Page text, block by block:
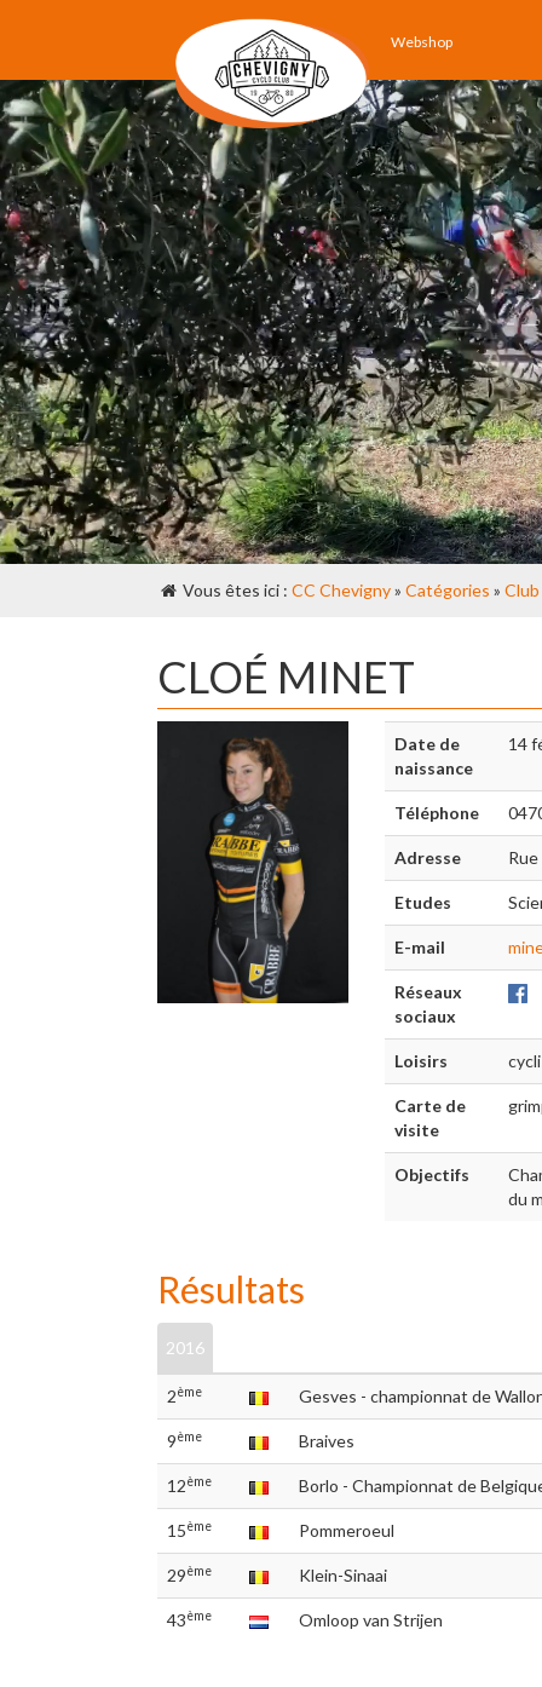
Webshop
Vous êtes ici : CC Chevigny» Catégories » Club
CLOÉ MINET
Date de
naissance
14
Téléphone
Adresse
Etudes
E-mail
Réseaux
sociaux
Loisirs
Carte de
visite
Objectifs
du
Résultats
2016
2ème Gesves - championnat de
9ème Braives
12ème Borlo - Championnat de
15ème Pommeroeul
29ème Klein-Sinaai
43ème Omloop van Strijen